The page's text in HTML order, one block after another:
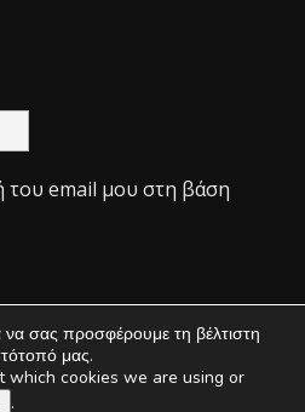
του email μου στη βάση
ΔΙΑΧΕΙΡΙΣΗ ΑΠΟΡΡΗΤΟΥ
σας προσφέρουμε τη βέλτιστη
μας.
which cookies we are using or
.